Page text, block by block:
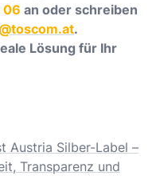
06 an oder schreiben
.
Lösung für Ihr
Austria Silber-Label –
Transparenz und